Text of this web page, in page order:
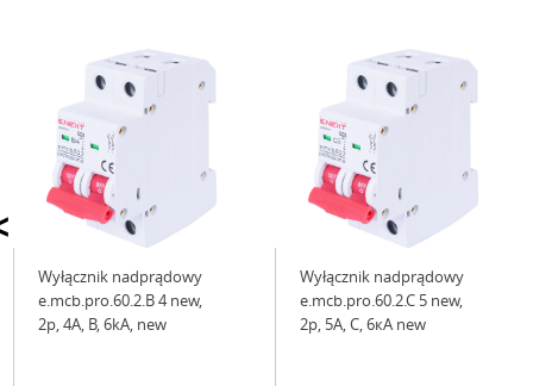
Wyłącznik nadprądowy
e.mcb.pro.60.2.B 4 new,
2р, 4А, В, 6kА, new
Wyłącznik nadprądowy
e.mcb.pro.60.2.C 5 new,
2р, 5А, C, 6кА new